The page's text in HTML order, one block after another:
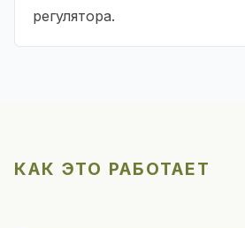
регулятора.
КАК ЭТО РАБОТАЕТ